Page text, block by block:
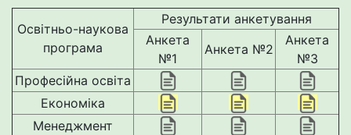
Освітньо-наукова
програма
Результати анкетування
Анкета
№1
Анкета №2
Анкета
№3
Професійна освіта
Економіка
Менеджмент